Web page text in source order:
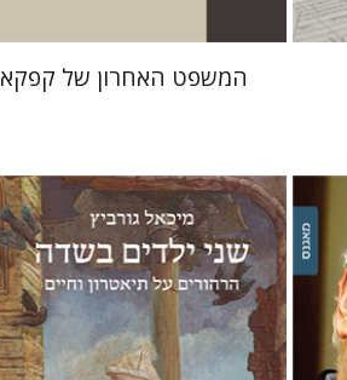
המשפט האחרון של קפקא‎
מיכאל גורביץ
אריאל הירשפלד